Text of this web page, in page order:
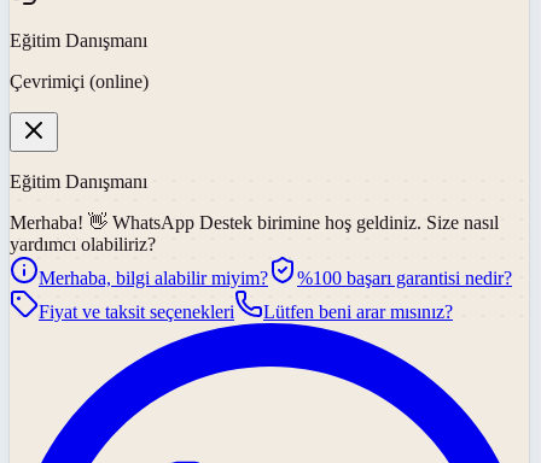
Eğitim Danışmanı
Çevrimiçi (online)
Eğitim Danışmanı
Merhaba! 👋 WhatsApp Destek birimine hoş geldiniz. Size nasıl
yardımcı olabiliriz?
Merhaba, bilgi alabilir miyim?
%100 başarı garantisi nedir?
Fiyat ve taksit seçenekleri
Lütfen beni arar mısınız?